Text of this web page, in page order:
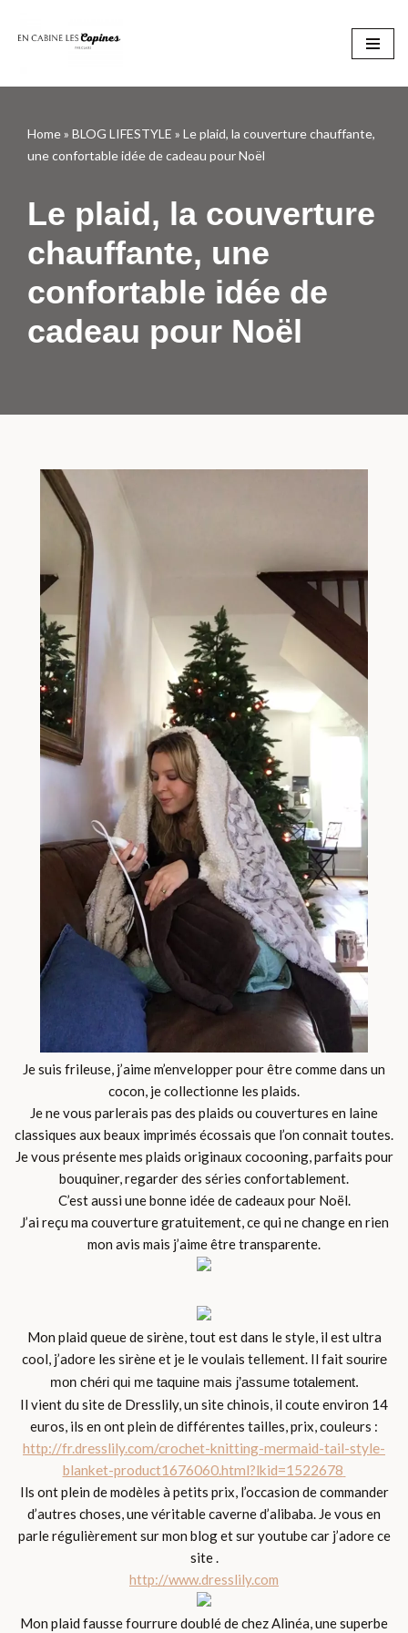
Home» BLOG LIFESTYLE » Le plaid, la couverture chauffante,
une confortable idée de cadeau pour Noël
Le plaid, la couverture
chauffante, une
confortable idée de
cadeau pour Noël
Je suis frileuse, j’aime m’envelopper pour être comme dans un
cocon, je collectionne les plaids.
Je ne vous parlerais pas des plaids ou couvertures en laine
classiques aux beaux imprimés écossais que l’on connait toutes.
Je vous présente mes plaids originaux cocooning, parfaits pour
bouquiner, regarder des séries confortablement.
C’est aussi une bonne idée de cadeaux pour Noël.
J’ai reçu ma couverture gratuitement, ce qui ne change en rien
mon avis mais j’aime être transparente.
Mon plaid queue de sirène, tout est dans le style, il est ultra
cool, j’adore les sirène et je le voulais tellement. Il faitsourire
mon chéri qui me taquine mais j’assume totalement.
Il vient du site de Dresslily, un site chinois, il coute environ 14
euros, ils en ont plein de différentes tailles, prix, couleurs :
http://fr.dresslily.com/crochet-knitting-mermaid-tail-style-
blanket-product1676060.html?lkid=1522678
Ils ont plein de modèles à petits prix, l’occasion de commander
d’autres choses, une véritable caverne d’alibaba. Je vous en
parle régulièrement sur mon blog et sur youtube car j’adore ce
site .
http://www.dresslily.com
Mon plaid fausse fourrure doublé de chez Alinéa, une superbe